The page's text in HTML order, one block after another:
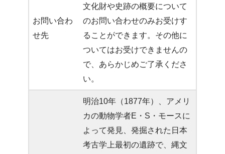
お問い合わ
せ先
文化財や史跡の概要について
のお問い合わせのみお受けす
ることができます。その他に
ついてはお受けできませんの
で、あらかじめご了承くださ
い。
明治10年（1877年）、アメリ
カの動物学者E・S・モースに
よって発見、発掘された日本
考古学上最初の遺跡で、縄文